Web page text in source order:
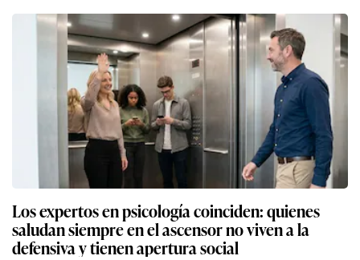
Los expertos en psicología coinciden: quienes
saludan siempre en el ascensor no viven a la
defensiva y tienen apertura social